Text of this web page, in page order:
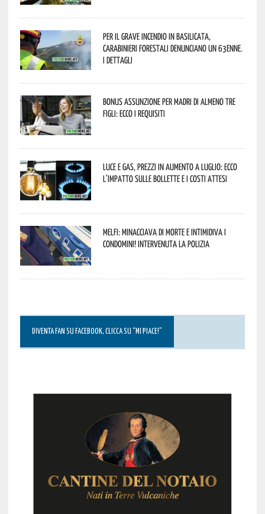
Per il grave incendio in Basilicata,
Carabinieri forestali denunciano un 63enne.
I dettagli
Bonus assunzione per madri di almeno tre
figli: ecco i requisiti
Luce e gas, prezzi in aumento a luglio: ecco
l’impatto sulle bollette e i costi attesi
Melfi: minacciava di morte e intimidiva i
condomini! Intervenuta la Polizia
DIVENTA FAN SU FACEBOOK, CLICCA SU “MI PIACE!”